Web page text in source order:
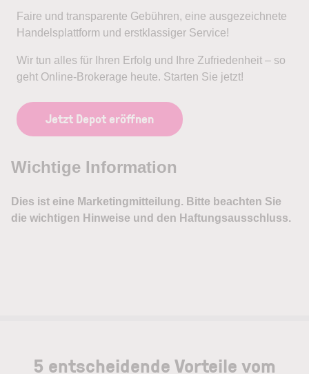
Faire und transparente Gebühren, eine ausgezeichnete
Handelsplattform und erstklassiger Service!
Wir tun alles für Ihren Erfolg und Ihre Zufriedenheit – so
geht Online-Brokerage heute. Starten Sie jetzt!
Jetzt Depot eröffnen
5 entscheidende Vorteile vom